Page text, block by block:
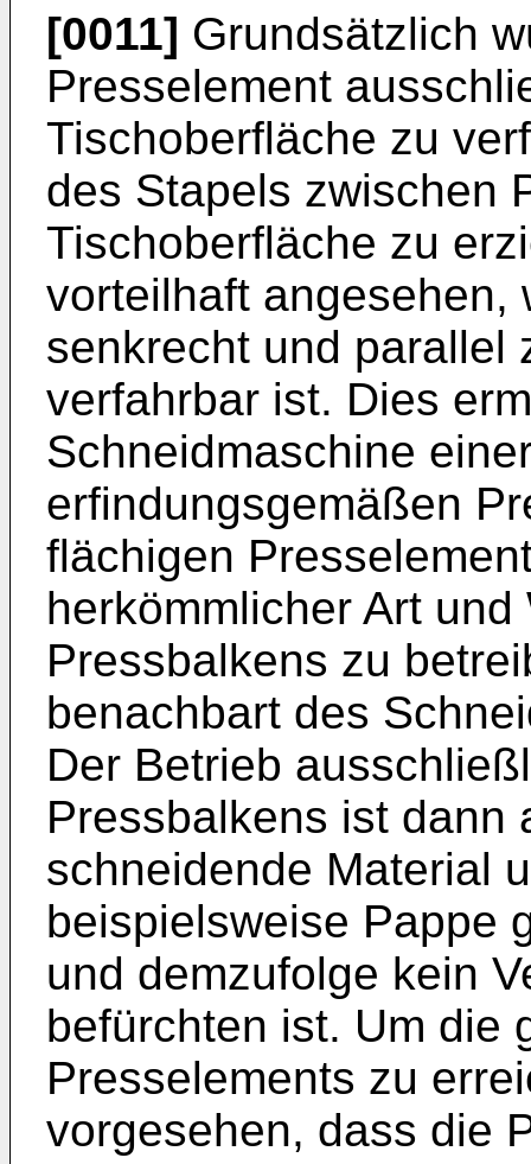
[0011] Grundsätzlich
Presselement
Tischoberfläche zu
des Stapels zwischen
Tischoberfläche zu
vorteilhaft angesehen,
senkrecht und parallel
verfahrbar ist. Dies
Schneidmaschine
erfindungsgemäßen
flächigen
herkömmlicher Art
Pressbalkens zu
benachbart des
Der Betrieb
Pressbalkens ist dann
schneidende Material
beispielsweise Pappe
und demzufolge kein
befürchten ist. Um die
Presselements zu
vorgesehen, dass die